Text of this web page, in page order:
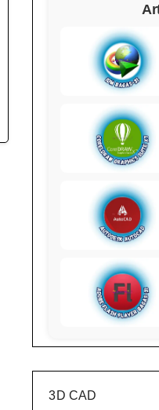
3D CAD